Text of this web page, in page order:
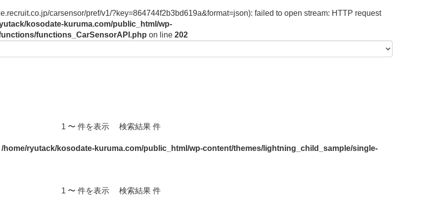
carsensor/pref/v1/?key=864744f2b3bd619a&format=json): failed to open stream: HTTP request
kosodate-kuruma.com/public_html/wp-
functions_CarSensorAPI.php on line 202
1 〜 件を表示 検索結果 件
/home/ryutack/kosodate-kuruma.com/public_html/wp-content/themes/lightning_child_sample/single-
1 〜 件を表示 検索結果 件